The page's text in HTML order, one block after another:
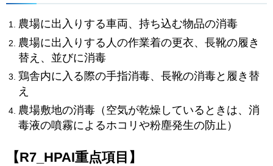
農場に出入りする車両、持ち込む物品の消毒
農場に出入りする人の作業着の更衣、長靴の履き
替え、並びに消毒
鶏舎内に入る際の手指消毒、長靴の消毒と履き替
え
農場敷地の消毒（空気が乾燥しているときは、消
毒液の噴霧によるホコリや粉塵発生の防止）
【R7_HPAI重点項目】